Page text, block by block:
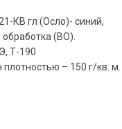
КВ гл (Осло)- синий,
(ВО).
Т-190
плотностью – 150 г/кв. м.